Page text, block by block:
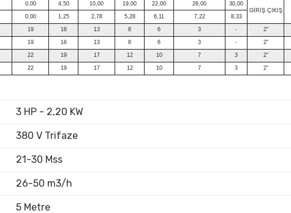
0,00 4,50 10,00 19,00 22,00 26,00
30,00
GİRİŞ ÇIKIŞ
0,00 1,25 2,78 5,28 6,11 7,22 8,33
19 16 13 8 6 3 - 2"
19 16 13 8 6 3 - 2"
22 19 17 12 10 7 3 2"
22 19 17 12 10 7 3 2"
3 HP - 2,20 KW
380 V Trifaze
21-30 Mss
26-50 m3/h
5 Metre